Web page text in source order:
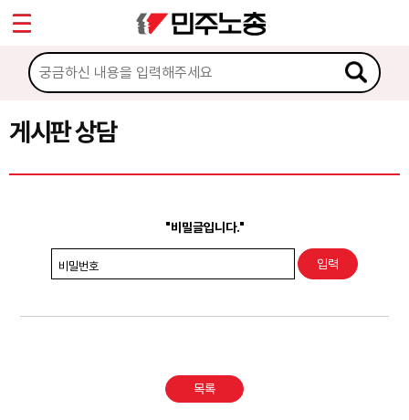
게시판 상담
"비밀글입니다."
비밀번호
목록
마이페이지
소개
소식
노동상담
권리찾기수첩 검색
찾아보기
Sketchbook5, 스케치북5
Sketchbook5, 스케치북5